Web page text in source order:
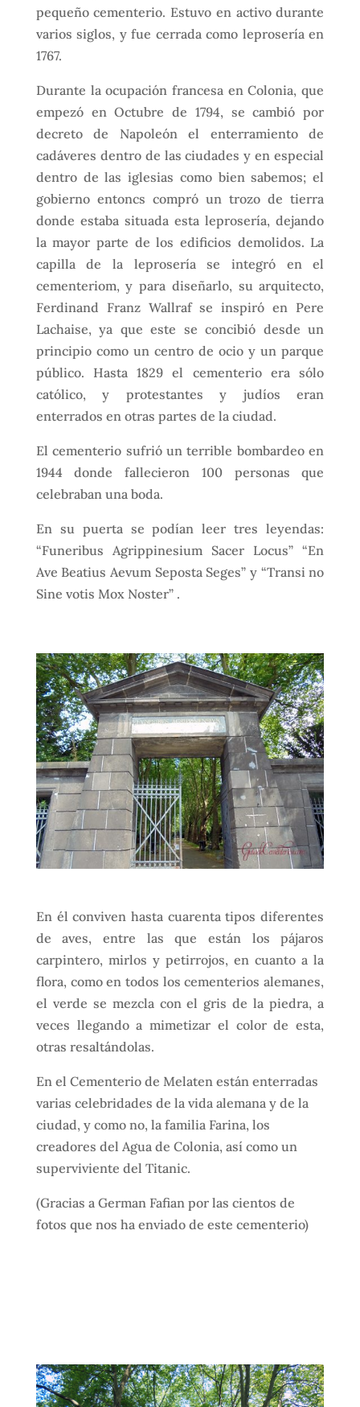
pequeño cementerio. Estuvo en activo durante
varios siglos, y fue cerrada como leprosería en
1767.
Durante la ocupación francesa en Colonia, que
empezó en Octubre de 1794, se cambió por
decreto de Napoleón el enterramiento de
cadáveres dentro de las ciudades y en especial
dentro de las iglesias como bien sabemos; el
gobierno entoncs compró un trozo de tierra
donde estaba situada esta leprosería, dejando
la mayor parte de los edificios demolidos. La
capilla de la leprosería se integró en el
cementeriom, y para diseñarlo, su arquitecto,
Ferdinand Franz Wallraf se inspiró en Pere
Lachaise, ya que este se concibió desde un
principio como un centro de ocio y un parque
público. Hasta 1829 el cementerio era sólo
católico, y protestantes y judíos eran
enterrados en otras partes de la ciudad.
El cementerio sufrió un terrible bombardeo en
1944 donde fallecieron 100 personas que
celebraban una boda.
En su puerta se podían leer tres leyendas:
“Funeribus Agrippinesium Sacer Locus” “En
Ave Beatius Aevum Seposta Seges” y “Transi no
Sine votis Mox Noster” .
En él conviven hasta cuarenta tipos diferentes
de aves, entre las que están los pájaros
carpintero, mirlos y petirrojos, en cuanto a la
flora, como en todos los cementerios alemanes,
el verde se mezcla con el gris de la piedra, a
veces llegando a mimetizar el color de esta,
otras resaltándolas.
En el Cementerio de Melaten están enterradas
varias celebridades de la vida alemana y de la
ciudad, y como no, la familia Farina, los
creadores del Agua de Colonia, así como un
superviviente del Titanic.
(Gracias a German Fafian por las cientos de
fotos que nos ha enviado de este cementerio)